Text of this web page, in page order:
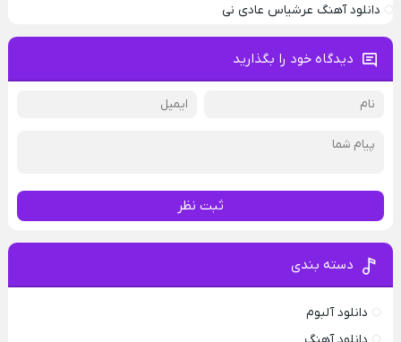
دانلود آهنگ عرشیاس عادی نی
دیدگاه خود را بگذارید
ثبت نظر
دسته بندی
دانلود آلبوم